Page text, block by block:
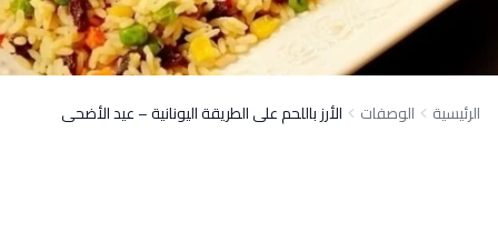
الرئيسية الوصفات الأرز باللحم على الطريقة اليونانية – عيد الأضحى